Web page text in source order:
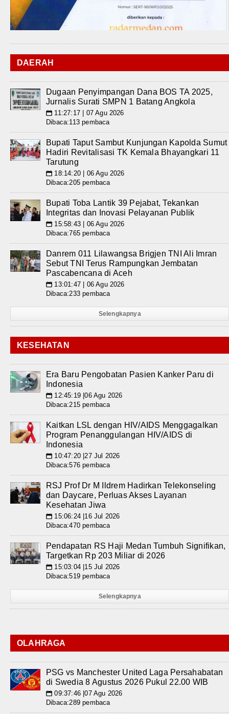
DAERAH
Dugaan Penyimpangan Dana BOS TA 2025,
Jurnalis Surati SMPN 1 Batang Angkola
📅 11:27:17 | 07 Agu 2026
Dibaca:113 pembaca
Bupati Taput Sambut Kunjungan Kapolda Sumut
Hadiri Revitalisasi TK Kemala Bhayangkari 11
Tarutung
📅 18:14:20 | 06 Agu 2026
Dibaca:205 pembaca
Bupati Toba Lantik 39 Pejabat, Tekankan
Integritas dan Inovasi Pelayanan Publik
📅 15:58:43 | 06 Agu 2026
Dibaca:765 pembaca
Danrem 011 Lilawangsa Brigjen TNI Ali Imran
Sebut TNI Terus Rampungkan Jembatan
Pascabencana di Aceh
📅 13:01:47 | 06 Agu 2026
Dibaca:233 pembaca
Selengkapnya
KESEHATAN
Era Baru Pengobatan Pasien Kanker Paru di
Indonesia
📅 12:45:19 |06 Agu 2026
Dibaca:215 pembaca
Kaitkan LSL dengan HIV/AIDS Menggagalkan
Program Penanggulangan HIV/AIDS di
Indonesia
📅 10:47:20 |27 Jul 2026
Dibaca:576 pembaca
RSJ Prof Dr M Ildrem Hadirkan Telekonseling
dan Daycare, Perluas Akses Layanan
Kesehatan Jiwa
📅 15:06:24 |16 Jul 2026
Dibaca:470 pembaca
Pendapatan RS Haji Medan Tumbuh Signifikan,
Targetkan Rp 203 Miliar di 2026
📅 15:03:04 |15 Jul 2026
Dibaca:519 pembaca
Selengkapnya
OLAHRAGA
PSG vs Manchester United Laga Persahabatan
di Swedia 8 Agustus 2026 Pukul 22.00 WIB
📅 09:37:46 |07 Agu 2026
Dibaca:289 pembaca